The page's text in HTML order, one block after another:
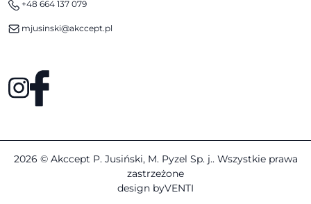
+48 664 137 079
mjusinski@akccept.pl
2026 © Akccept P. Jusiński, M. Pyzel Sp. j.. Wszystkie prawa
zastrzeżone
design byVENTI